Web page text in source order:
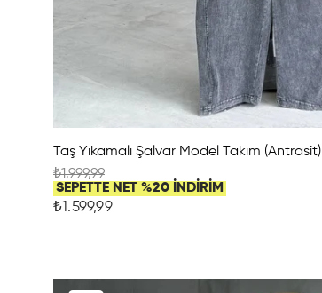
Taş Yıkamalı Şalvar Model Takım (Antrasit)
₺1.999,99
SEPETTE NET %20 İNDİRİM
₺1.599,99